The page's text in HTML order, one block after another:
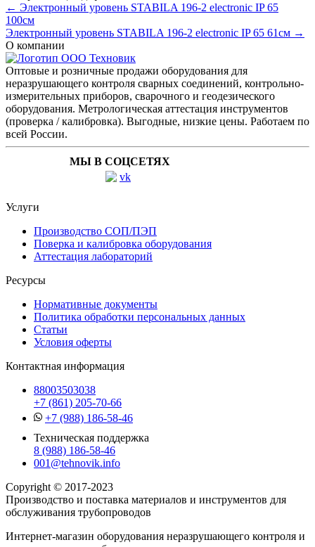
← Электронный уровень STABILA 196-2 electronic IP 65
100см
Электронный уровень STABILA 196-2 electronic IP 65 61см →
О компании
Оптовые и розничные продажи оборудования для
неразрушающего контроля сварных соединений, контрольно-
измерительных приборов, сварочного и геодезического
оборудования. Метрологическая аттестация инструментов
(проверка / калибровка). Выгодные, низкие цены. Работаем по
всей России.
МЫ В СОЦСЕТЯХ
Услуги
Производство СОП/ПЭП
Поверка и калибровка оборудования
Аттестация лабораторий
Ресурсы
Нормативные документы
Политика обработки персональных данных
Статьи
Условия оферты
Контактная информация
88003503038
+7 (861) 205-70-66
+7 (988) 186-58-46
Техническая поддержка
8 (988) 186-58-46
001@tehnovik.info
Copyright © 2017-2023
Производство и поставка материалов и инструментов для
обслуживания трубопроводов
Интернет-магазин оборудования неразрушающего контроля и